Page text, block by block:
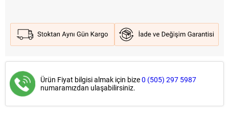
Ürün Fiyat bilgisi almak için bize0 (505) 297 5987
numaramızdan ulaşabilirsiniz.